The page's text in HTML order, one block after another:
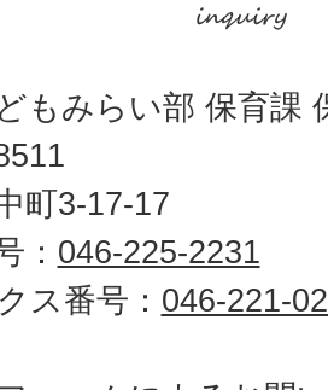
もみらい部 保育課
町3-17-17
： 046-225-2231
ス番号： 046-221-